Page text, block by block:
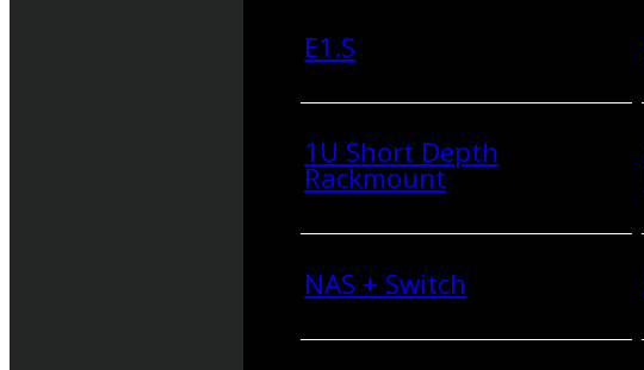
E1.S
1U Short Depth
Rackmount
NAS + Switch